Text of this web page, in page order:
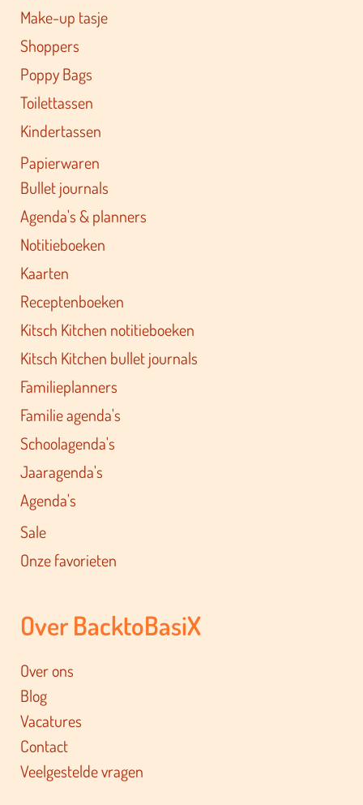
Make-up tasje
Shoppers
Poppy Bags
Toilettassen
Kindertassen
Papierwaren
Bullet journals
Agenda's & planners
Notitieboeken
Kaarten
Receptenboeken
Kitsch Kitchen notitieboeken
Kitsch Kitchen bullet journals
Familieplanners
Familie agenda's
Schoolagenda's
Jaaragenda's
Agenda's
Sale
Onze favorieten
Over BacktoBasiX
Over ons
Blog
Vacatures
Contact
Veelgestelde vragen